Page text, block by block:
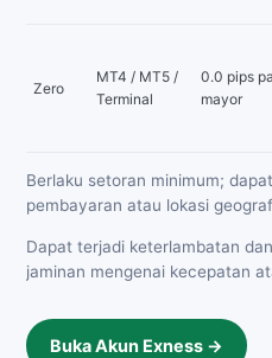
Zero
MT4 / MT5 /
Terminal
0.0 pips
mayor
Berlaku setoran minimum;
pembayaran atau lokasi
Dapat terjadi keterlambatan
jaminan mengenai kecepatan
Buka Akun Exness →